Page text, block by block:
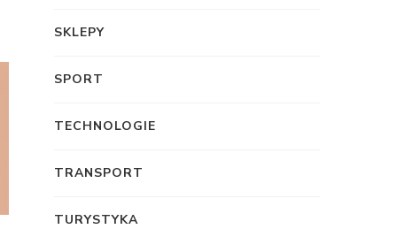
SKLEPY
SPORT
TECHNOLOGIE
TRANSPORT
TURYSTYKA